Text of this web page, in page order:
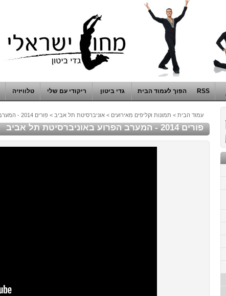
RSS הפוך לעמוד הבית גדי ביטון ריקודי עם שלי טלוויזיה
עמוד הבית > תמונות וקליפים מאירועים > אוניברסיטת תל אביב > פורים 2014 - המערב הפרוע באוניברסיטת תל אביב
פורים 2014 - המערב הפרוע באוניברסיטת תל אביב